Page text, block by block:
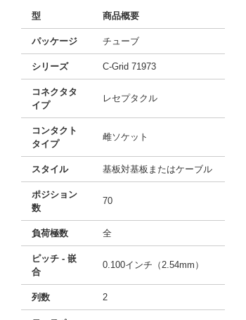
型 商品概要
パッケージ チューブ
シリーズ C-Grid 71973
コネクタタ
イプ
レセプタクル
コンタクト
タイプ
雌ソケット
スタイル 基板対基板またはケーブル
ポジション
数
70
負荷極数 全
ピッチ - 嵌
合
0.100インチ（2.54mm）
列数 2